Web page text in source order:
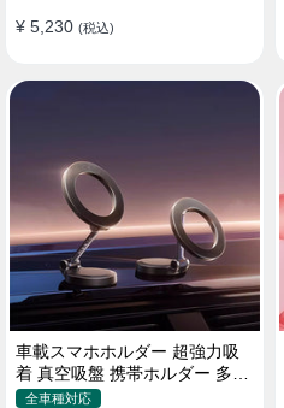
全機種対応
¥ 5,230 (税込)
車載スマホホルダー 超強力吸
着 真空吸盤 携帯ホルダー 多角
度調整 360°回転な台座 車用ホ
全車種対応